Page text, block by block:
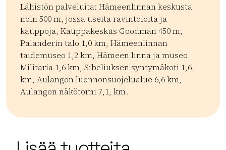
Lähistön palveluita: Hämeenlinnan keskusta
noin 500 m, jossa useita ravintoloita ja
kauppoja, Kauppakeskus Goodman 450 m,
Palanderin talo 1,0 km, Hämeenlinnan
taidemuseo 1,2 km, Hämeen linna ja museo
Militaria 1,6 km, Sibeliuksen syntymäkoti 1,6
km, Aulangon luonnonsuojelualue 6,6 km,
Aulangon näkötorni 7,1, km.
OpenStreetMap